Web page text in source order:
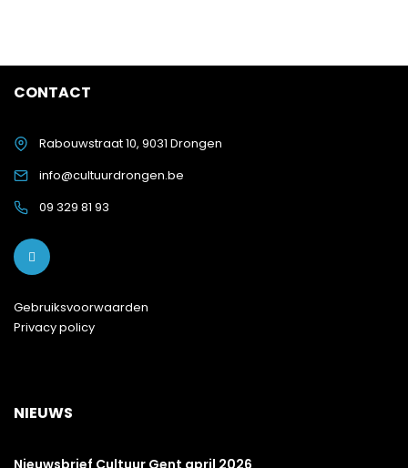
CONTACT
Rabouwstraat 10, 9031 Drongen
info@cultuurdrongen.be
09 329 81 93
Gebruiksvoorwaarden
Privacy policy
NIEUWS
Nieuwsbrief Cultuur Gent april 2026